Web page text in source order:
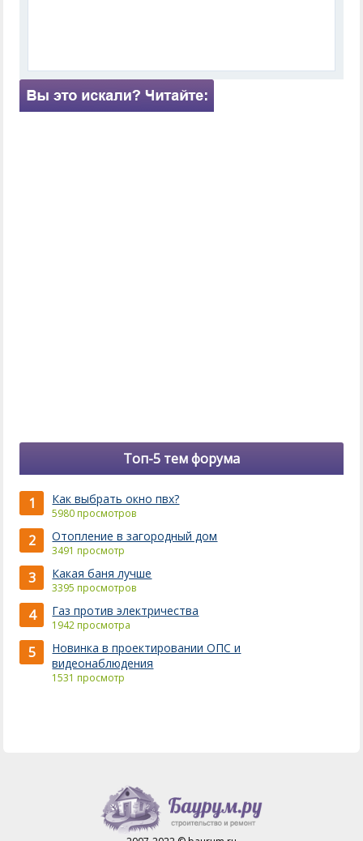
Топ-5 тем форума
1 Как выбрать окно пвх?
5980 просмотров
2 Отопление в загородный дом
3491 просмотр
3 Какая баня лучше
3395 просмотров
4 Газ против электричества
1942 просмотра
5
Новинка в проектировании ОПС и
видеонаблюдения
1531 просмотр